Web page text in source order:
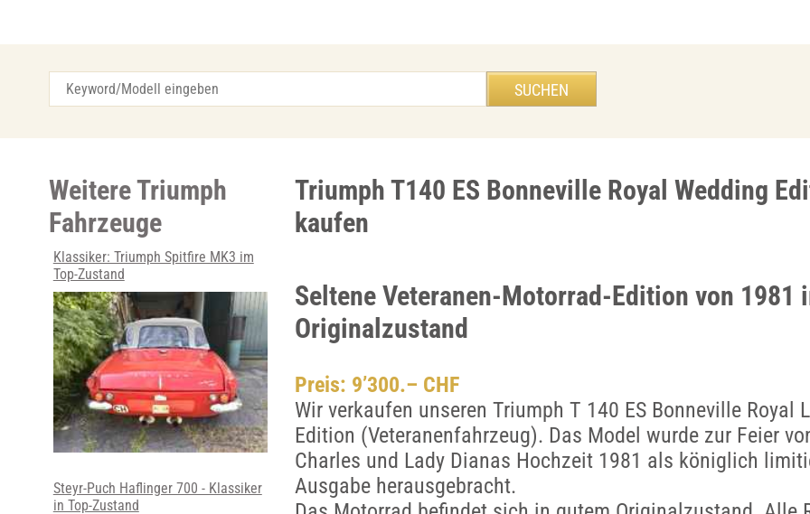
Triumph T140 ES Bonneville Royal Wedding
kaufen
Seltene Veteranen-Motorrad-Edition von 1981
Originalzustand
Preis: 9’300.– CHF
Wir verkaufen unseren Triumph T 140 ES Bonneville Royal
Edition (Veteranenfahrzeug). Das Model wurde zur Feier
Charles und Lady Dianas Hochzeit 1981 als königlich
Ausgabe herausgebracht.
Weitere Triumph
Fahrzeuge
Klassiker: Triumph Spitfire MK3 im
Top-Zustand
Steyr-Puch Haflinger 700 - Klassiker
in Top-Zustand